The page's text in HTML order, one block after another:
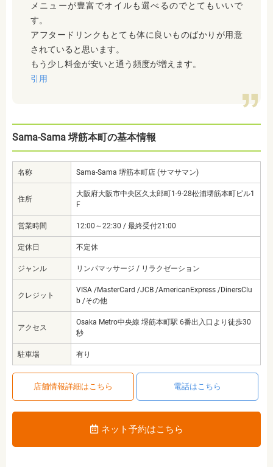
メニューが豊富でオイルも選べるのでとてもいいで
す。
アフタードリンクもとても体に良いものばかりが用意
されていると思います。
もう少し料金が安いと通う頻度が増えます。
引用
Sama-Sama 堺筋本町の基本情報
名称 Sama-Sama 堺筋本町店 (サマサマン)
住所
大阪府大阪市中央区久太郎町1-9-28松浦堺筋本町ビル1
F
営業時間 12:00～22:30 / 最終受付21:00
定休日 不定休
ジャンル リンパマッサージ / リラクゼーション
クレジット
VISA /MasterCard /JCB /AmericanExpress /DinersClu
b /その他
アクセス
Osaka Metro中央線 堺筋本町駅 6番出入口より徒歩30
秒
駐車場 有り
店舗情報詳細はこちら 電話はこちら
ネット予約はこちら